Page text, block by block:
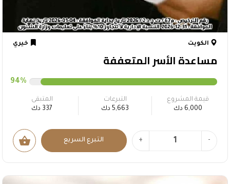
الكويت خيري
مساعدة الأسر المتعففة
94%
قيمة المشروع
6,000 دك
التبرعات
5,663 دك
المتبقى
337 دك
-
+ التبرع السريع shopping_basket